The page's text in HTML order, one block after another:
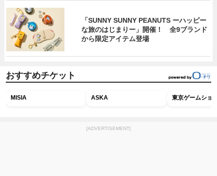
「SUNNY SUNNY PEANUTS ーハッピー
な旅のはじまりー」開催！ 全9ブランド
から限定アイテム登場
おすすめチケット
MISIA ASKA 東京ゲームショ
[ADVERTISEMENT]